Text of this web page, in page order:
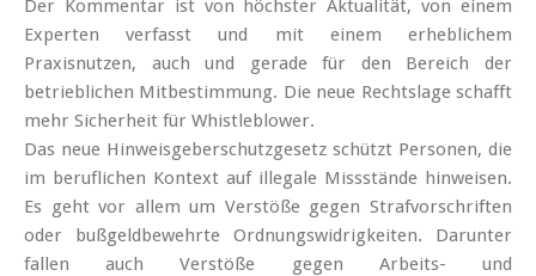
Der Kommentar ist von höchster Aktualität, von einem
Experten verfasst und mit einem erheblichem
Praxisnutzen, auch und gerade für den Bereich der
betrieblichen Mitbestimmung. Die neue Rechtslage schafft
mehr Sicherheit für Whistleblower.
Das neue Hinweisgeberschutzgesetz schützt Personen, die
im beruflichen Kontext auf illegale Missstände hinweisen.
Es geht vor allem um Verstöße gegen Strafvorschriften
oder bußgeldbewehrte Ordnungswidrigkeiten. Darunter
fallen auch Verstöße gegen Arbeits- und